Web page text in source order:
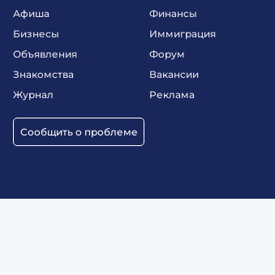
Афиша
Бизнесы
Объявления
Знакомства
Журнал
Сообщить о проблеме
Финансы
Иммиграция
Форум
Вакансии
Реклама